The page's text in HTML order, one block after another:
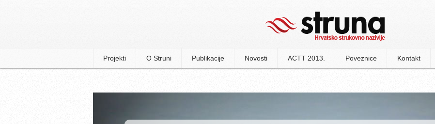
Projekti O Struni Publikacije Novosti ACTT 2013. Poveznice Kontakt